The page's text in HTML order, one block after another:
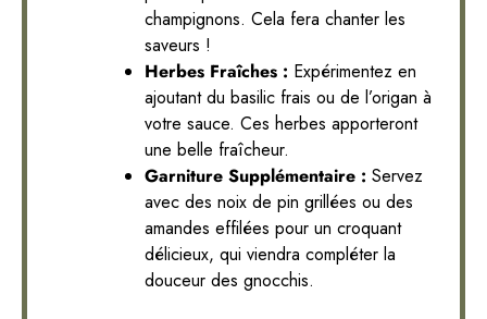
champignons. Cela fera chanter les
saveurs !
Herbes Fraîches : Expérimentez en
ajoutant du basilic frais ou de l’origan à
votre sauce. Ces herbes apporteront
une belle fraîcheur.
Garniture Supplémentaire : Servez
avec des noix de pin grillées ou des
amandes effilées pour un croquant
délicieux, qui viendra compléter la
douceur des gnocchis.